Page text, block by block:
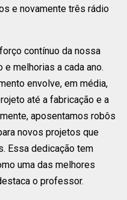
e novamente três rádio
contínuo da nossa
melhorias a cada ano.
envolve, em média,
até a fabricação e a
aposentamos robôs
novos projetos que
Essa dedicação tem
uma das melhores
o professor.